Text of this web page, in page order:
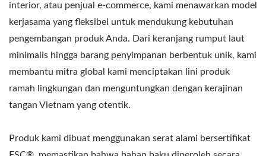
interior, atau penjual e-commerce, kami menawarkan model
kerjasama yang fleksibel untuk mendukung kebutuhan
pengembangan produk Anda. Dari keranjang rumput laut
minimalis hingga barang penyimpanan berbentuk unik, kami
membantu mitra global kami menciptakan lini produk
ramah lingkungan dan menguntungkan dengan kerajinan
tangan Vietnam yang otentik.
Produk kami dibuat menggunakan serat alami bersertifikat